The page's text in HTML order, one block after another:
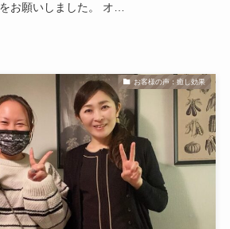
お願いしました。 オ…
お客様の声：癒し効果